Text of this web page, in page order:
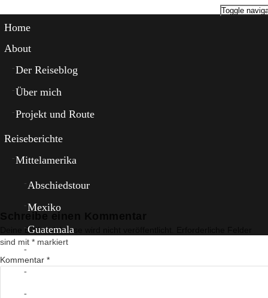
Toggle
Home
About
Der Reiseblog
Über mich
Projekt und Route
Reiseberichte
Mittelamerika
Abschiedstour
Mexiko
Guatemala
Deine E-Mail-Adresse wird nicht veröffentlicht.
sind mit * markiert
Kommentar *